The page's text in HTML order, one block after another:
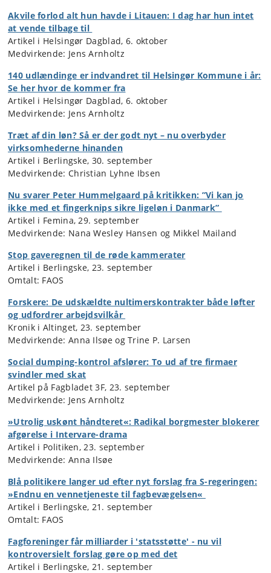
Akvile forlod alt hun havde i Litauen: I dag har hun intet
at vende tilbage til
Artikel i Helsingør Dagblad, 6. oktober
Medvirkende: Jens Arnholtz
140 udlændinge er indvandret til Helsingør Kommune i år:
Se her hvor de kommer fra
Artikel i Helsingør Dagblad, 6. oktober
Medvirkende: Jens Arnholtz
Træt af din løn? Så er der godt nyt – nu overbyder
virksomhederne hinanden
Artikel i Berlingske, 30. september
Medvirkende: Christian Lyhne Ibsen
Nu svarer Peter Hummelgaard på kritikken: ”Vi kan jo
ikke med et fingerknips sikre ligeløn i Danmark”
Artikel i Femina, 29. september
Medvirkende: Nana Wesley Hansen og Mikkel Mailand
Stop gaveregnen til de røde kammerater
Artikel i Berlingske, 23. september
Omtalt: FAOS
Forskere: De udskældte nultimerskontrakter både løfter
og udfordrer arbejdsvilkår
Kronik i Altinget, 23. september
Medvirkende: Anna Ilsøe og Trine P. Larsen
Social dumping-kontrol afslører: To ud af tre firmaer
svindler med skat
Artikel på Fagbladet 3F, 23. september
Medvirkende: Jens Arnholtz
»Utrolig uskønt håndteret«: Radikal borgmester blokerer
afgørelse i Intervare-drama
Artikel i Politiken, 23. september
Medvirkende: Anna Ilsøe
Blå politikere langer ud efter nyt forslag fra S-regeringen:
»Endnu en vennetjeneste til fagbevægelsen«
Artikel i Berlingske, 21. september
Omtalt: FAOS
Fagforeninger får milliarder i 'statsstøtte' - nu vil
kontroversielt forslag gøre op med det
Artikel i Berlingske, 21. september